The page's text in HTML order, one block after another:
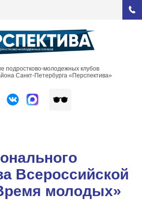
подростково-молодежных клубов
Санкт-Петербурга «Перспектива»
Всероссийской
молодых»